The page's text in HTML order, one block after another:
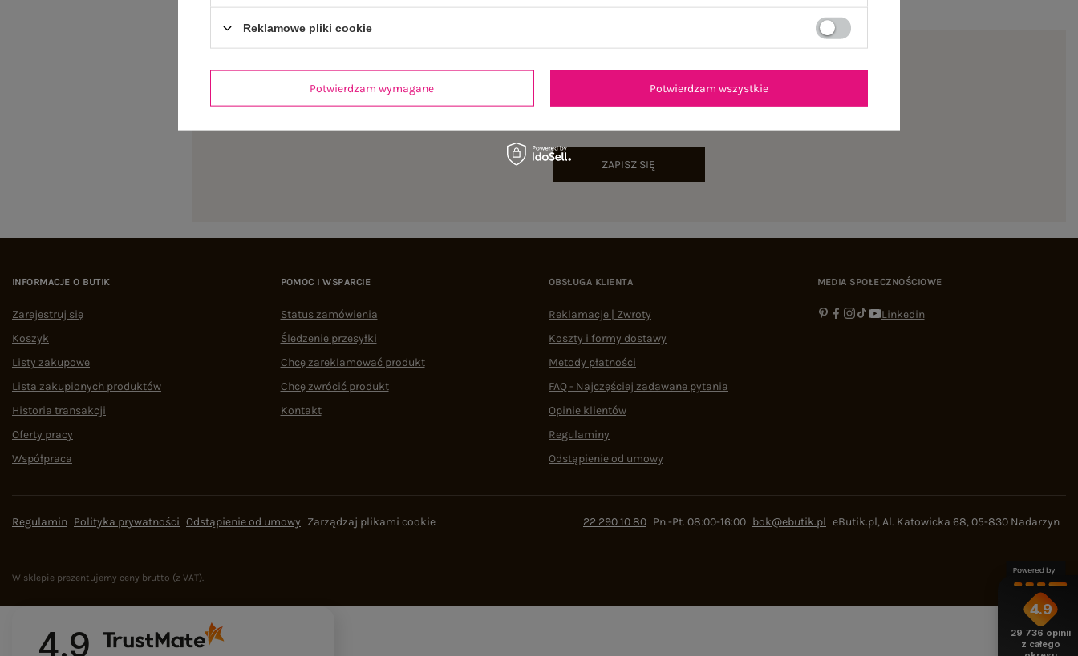
NEWSLETTER
ZAPISZ SIĘ
INFORMACJE O BUTIK
Zarejestruj się
Koszyk
Listy zakupowe
Lista zakupionych produktów
Historia transakcji
Oferty pracy
Współpraca
POMOC I WSPARCIE
Status zamówienia
Śledzenie przesyłki
Chcę zareklamować produkt
Chcę zwrócić produkt
Kontakt
OBSŁUGA KLIENTA
Reklamacje | Zwroty
Koszty i formy dostawy
Metody płatności
FAQ - Najczęściej zadawane pytania
Opinie klientów
Regulaminy
Odstąpienie od umowy
MEDIA SPOŁECZNOŚCIOWE
Linkedin
Regulamin Polityka prywatności Odstąpienie od umowy Zarządzaj plikami cookie 22 290 10 80 Pn.-Pt. 08:00-16:00 bok@ebutik.pl eButik.pl,Al. Katowicka 68,05-830 Nadarzyn
W sklepie prezentujemy ceny brutto (z VAT).
4.9
4.9
29 736 opinii
z całego
Reklamowe pliki cookie
Potwierdzam wymagane Potwierdzam wszystkie